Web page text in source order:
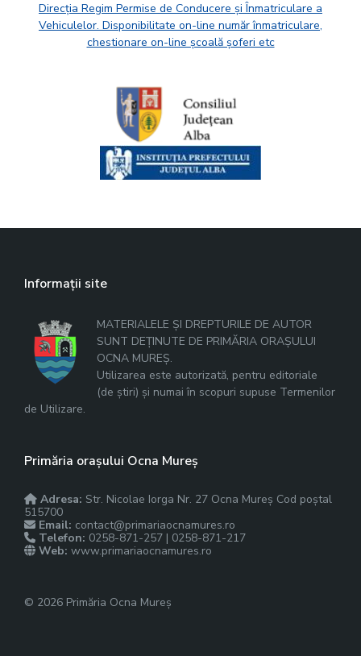
Direcția Regim Permise de Conducere și Înmatriculare a
Vehiculelor. Disponibilitate on-line număr înmatriculare,
chestionare on-line școală șoferi etc
Informații site
MATERIALELE ȘI DREPTURILE DE AUTOR
SUNT DEȚINUTE DE PRIMĂRIA ORAȘULUI
OCNA MUREȘ.
Utilizarea este autorizată, pentru editoriale
(de știri) și numai în scopuri supuse Termenilor
de Utilizare.
Primăria orașului Ocna Mureș
Adresa: Str. Nicolae Iorga Nr. 27 Ocna Mureș Cod poștal
515700
Email: contact@primariaocnamures.ro
Telefon: 0258-871-257 | 0258-871-217
Web: www.primariaocnamures.ro
© 2026 Primăria Ocna Mureș